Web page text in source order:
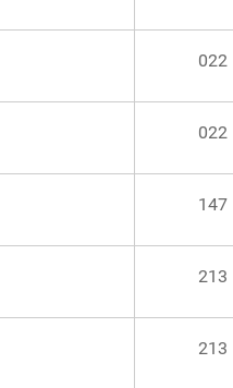
022
022
147
213
213